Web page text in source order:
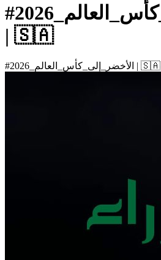
#الأخضر_إلى_كأس_العالم_2026
| 🇸🇦
#الأخضر_إلى_كأس_العالم_2026 | 🇸🇦